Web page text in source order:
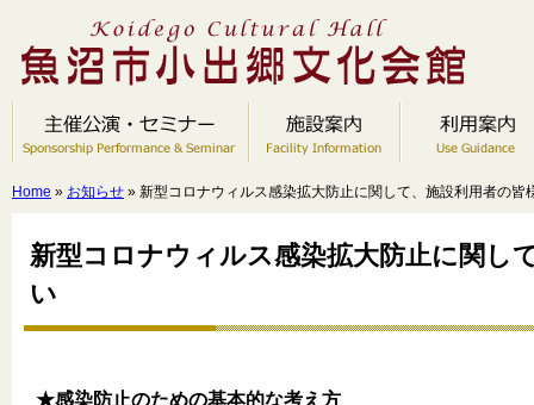
Home » お知らせ » 新型コロナウィルス感染拡大防止に関して、施設利用者の皆
新型コロナウィルス感染拡大防止に関し
い
★感染防止のための基本的な考え方